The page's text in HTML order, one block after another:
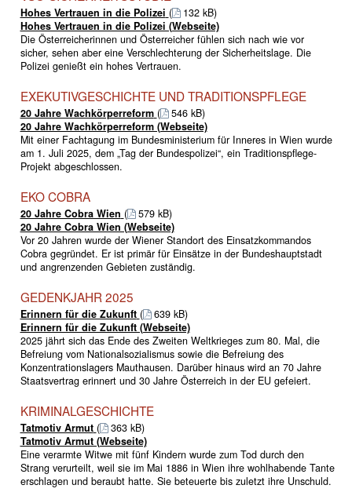
Hohes Vertrauen in die Polizei (
132 kB)
Hohes Vertrauen in die Polizei (Webseite)
Die Österreicherinnen und Österreicher fühlen sich nach wie vor
sicher, sehen aber eine Verschlechterung der Sicherheitslage. Die
Polizei genießt ein hohes Vertrauen.
EXEKUTIVGESCHICHTE UND TRADITIONSPFLEGE
20 Jahre Wachkörperreform (
546 kB)
20 Jahre Wachkörperreform (Webseite)
Mit einer Fachtagung im Bundesministerium für Inneres in Wien wurde
am 1. Juli 2025, dem „Tag der Bundespolizei“, ein Traditionspflege-
Projekt abgeschlossen.
EKO COBRA
20 Jahre Cobra Wien (
579 kB)
20 Jahre Cobra Wien (Webseite)
Vor 20 Jahren wurde der Wiener Standort des Einsatzkommandos
Cobra gegründet. Er ist primär für Einsätze in der Bundeshauptstadt
und angrenzenden Gebieten zuständig.
GEDENKJAHR 2025
Erinnern für die Zukunft (
639 kB)
Erinnern für die Zukunft (Webseite)
2025 jährt sich das Ende des Zweiten Weltkrieges zum 80. Mal, die
Befreiung vom Nationalsozialismus sowie die Befreiung des
Konzentrationslagers Mauthausen. Darüber hinaus wird an 70 Jahre
Staatsvertrag erinnert und 30 Jahre Österreich in der EU gefeiert.
KRIMINALGESCHICHTE
Tatmotiv Armut (
363 kB)
Tatmotiv Armut (Webseite)
Eine verarmte Witwe mit fünf Kindern wurde zum Tod durch den
Strang verurteilt, weil sie im Mai 1886 in Wien ihre wohlhabende Tante
erschlagen und beraubt hatte. Sie beteuerte bis zuletzt ihre Unschuld.